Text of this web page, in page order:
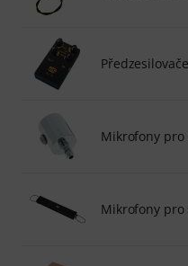
Mikrofony
Mikrofony